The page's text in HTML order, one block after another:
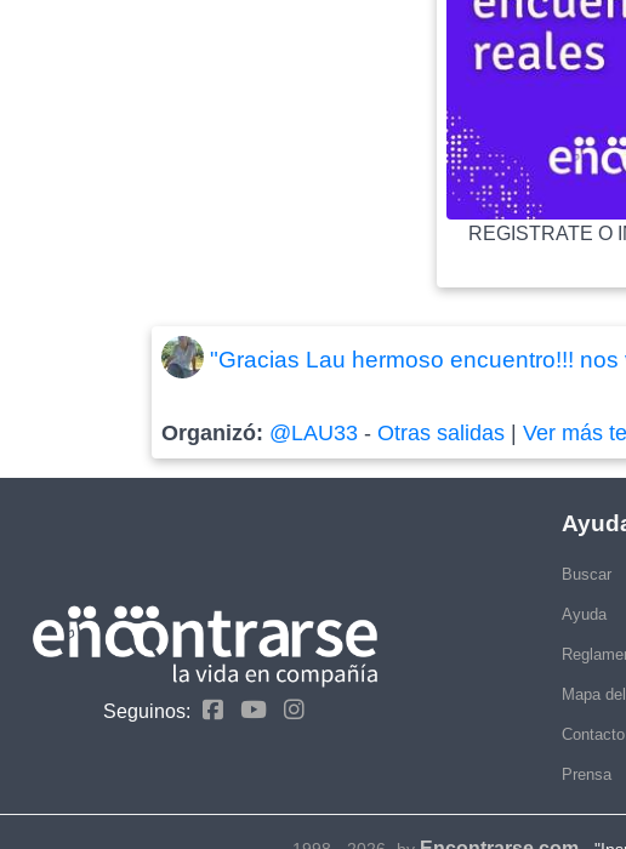
REGISTRATE O
"Gracias Lau hermoso encuentro!!!
Organizó: @LAU33 -Otras salidas |Ver más
Seguinos:
Buscar
Ayuda
Mapa
Contacto
Prensa